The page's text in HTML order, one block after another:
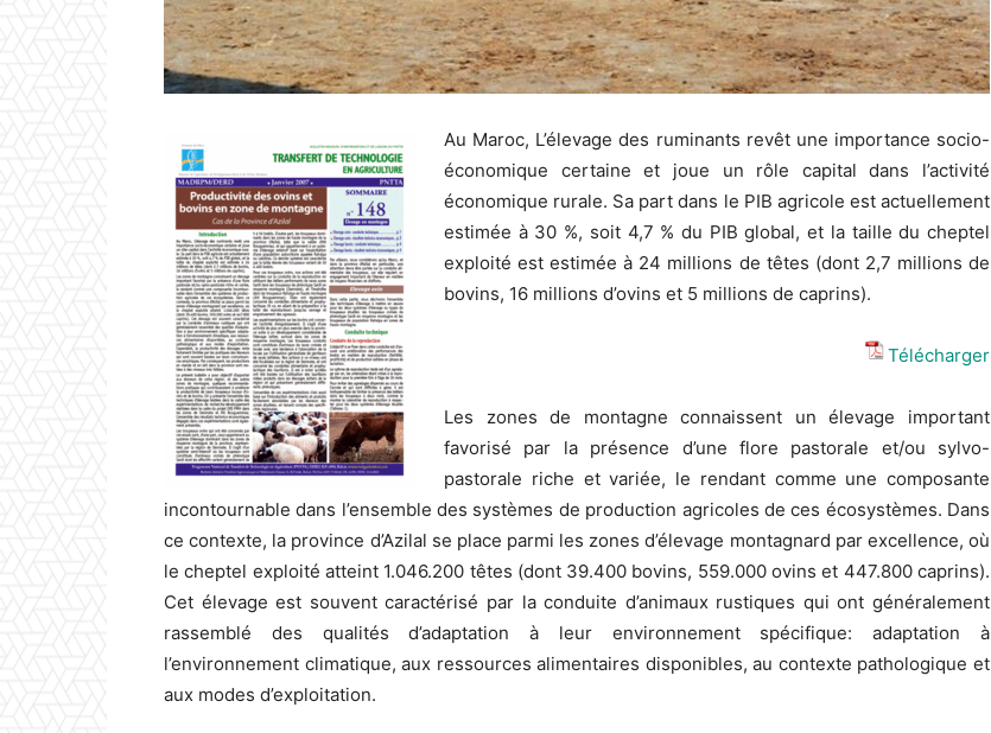
Au Maroc, L’élevage des ruminants revêt une importance socio-
économique certaine et joue un rôle capital dans l’activité
économique rurale. Sa part dans le PIB agricole est actuellement
estimée à 30 %, soit 4,7 % du PIB global, et la taille du cheptel
exploité est estimée à 24 millions de têtes (dont 2,7 millions de
bovins, 16 millions d’ovins et 5 millions de caprins).
Télécharger
Les zones de montagne connaissent un élevage important
favorisé par la présence d’une flore pastorale et/ou sylvo-
pastorale riche et variée, le rendant comme une composante
incontournable dans l’ensemble des systèmes de production agricoles de ces écosystèmes. Dans
ce contexte, la province d’Azilal se place parmi les zones d’élevage montagnard par excellence, où
le cheptel exploité atteint 1.046.200 têtes (dont 39.400 bovins, 559.000 ovins et 447.800 caprins).
Cet élevage est souvent caractérisé par la conduite d’animaux rustiques qui ont généralement
rassemblé des qualités d’adaptation à leur environnement spécifique: adaptation à
l’environnement climatique, aux ressources alimentaires disponibles, au contexte pathologique et
aux modes d’exploitation.